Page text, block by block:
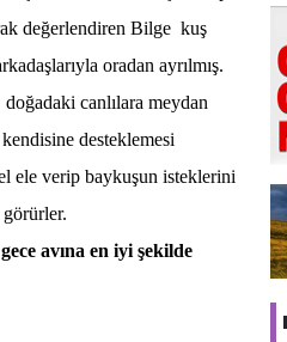
değerlendiren Bilge kuş
oradan ayrılmış.
canlılara meydan
desteklemesi
ele verip baykuşun isteklerini
görürler.
avına en iyi şekilde